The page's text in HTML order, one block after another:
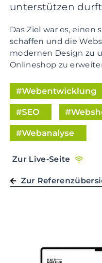
v
g
a
t
i
S
i
o
a
unterstützen
Das Ziel war es,
schaffen und die
modernen Design zu
Onlineshop zu
Webentwicklung
SEO
Webanalyse
Zur Live-Seite
Zur